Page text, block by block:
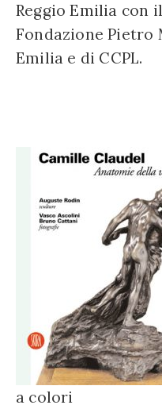
Reggio Emilia con
Fondazione Pietro
Emilia e di CCPL.
a colori